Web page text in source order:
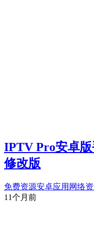
IPTV Pro安卓版
修改版
免费资源安卓应用 网络
11个月前